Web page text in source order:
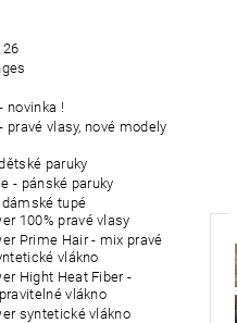
26
novinka !
pravé vlasy, nové modely
paruky
- pánské paruky
tupé
100% pravé vlasy
Prime Hair - mix pravé
vlákno
Hight Heat Fiber -
vlákno
syntetické vlákno